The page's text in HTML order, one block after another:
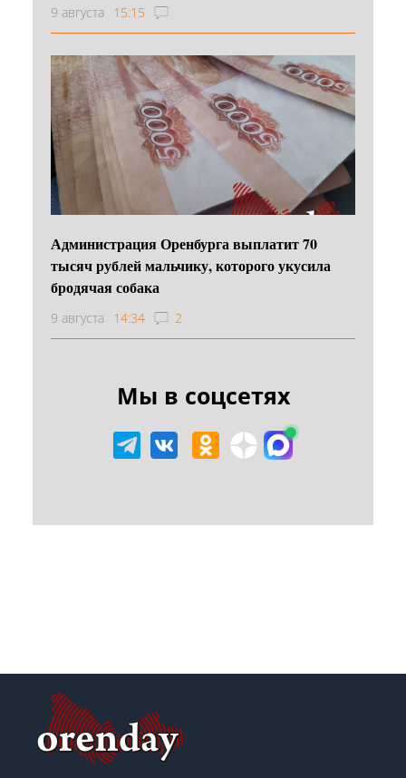
9 августа 15:15
Администрация Оренбурга выплатит 70
тысяч рублей мальчику, которого укусила
бродячая собака
9 августа 14:34 2
Мы в соцсетях